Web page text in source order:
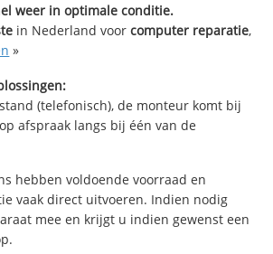
weer in optimale conditie.
in Nederland voorcomputer reparatie,
»
(telefonisch), de monteur komt bij
afspraak langs bij één van de
hebben voldoende voorraad en
vaak direct uitvoeren. Indien nodig
mee en krijgt u indien gewenst een